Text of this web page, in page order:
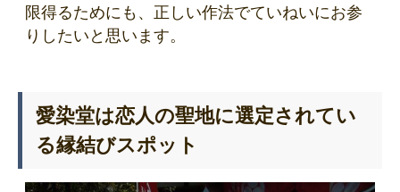
限得るためにも、正しい作法でていねいにお参
りしたいと思います。
愛染堂は恋人の聖地に選定されてい
る縁結びスポット